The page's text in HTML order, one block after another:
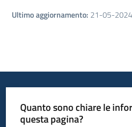
Ultimo aggiornamento: 21-05-
Quanto sono chiare le
questa pagina?